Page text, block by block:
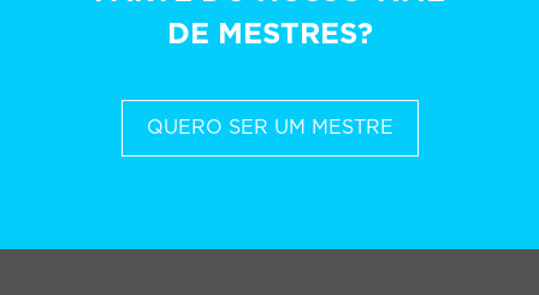
DE MESTRES?
QUERO SER UM MESTRE